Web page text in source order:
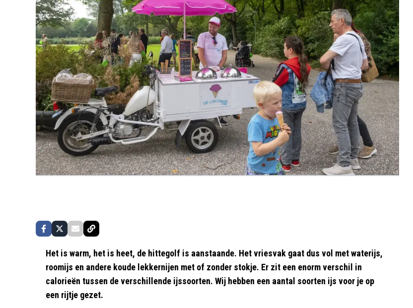
Het is warm, het is heet, de hittegolf is aanstaande. Het vriesvak gaat dus vol met waterijs,
roomijs en andere koude lekkernijen met of zonder stokje. Er zit een enorm verschil in
calorieën tussen de verschillende ijssoorten. Wij hebben een aantal soorten ijs voor je op
een rijtje gezet.